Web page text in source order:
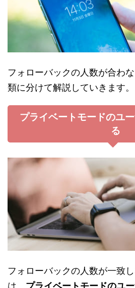
フォローバックの人数が合わ
類に分けて解説していきます。
プライベートモードのユ
る
フォローバックの人数が一致
は、 プライベートモードのユ